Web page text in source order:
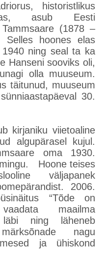
historistlikus
asub Eesti
(1878 –
Selles hoones elas
ning seal ta ka
Hanseni sooviks oli,
olla muuseum.
täitunud, muuseum
30.
kirjaniku viietoaline
algupärasel kujul.
oma 1930.
Hoone teises
väljapanek
2006.
“Tõde on
maailma
läbi ning läheneb
nagu
ja ühiskond